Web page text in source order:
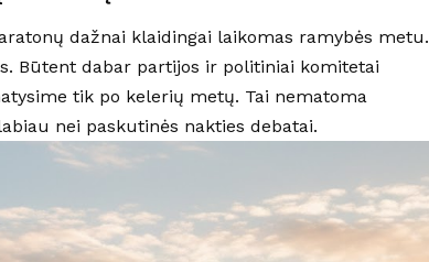
dažnai klaidingai laikomas ramybės metu.
Būtent dabar partijos ir politiniai komitetai
tik po kelerių metų. Tai nematoma
nei paskutinės nakties debatai.